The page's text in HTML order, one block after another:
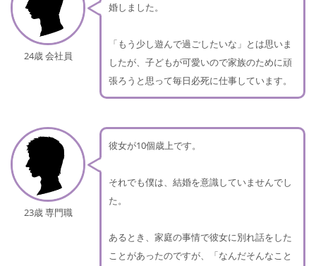
24歳 会社員
婚しました。
「もう少し遊んで過ごしたいな」とは思いま
したが、子どもが可愛いので家族のために頑
張ろうと思って毎日必死に仕事しています。
23歳 専門職
彼女が10個歳上です。
それでも僕は、結婚を意識していませんでし
た。
あるとき、家庭の事情で彼女に別れ話をした
ことがあったのですが、「なんだそんなこと